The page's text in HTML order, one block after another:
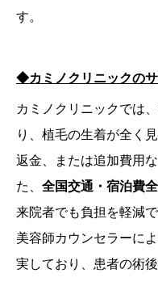
す。 ​
◆カミノクリニックの
カミノクリニックでは、
り、植毛の生着が全く
返金、または追加費用
た、 全国交通・宿泊費
来院者でも負担を軽減
美容師カウンセラーに
実しており、患者の術